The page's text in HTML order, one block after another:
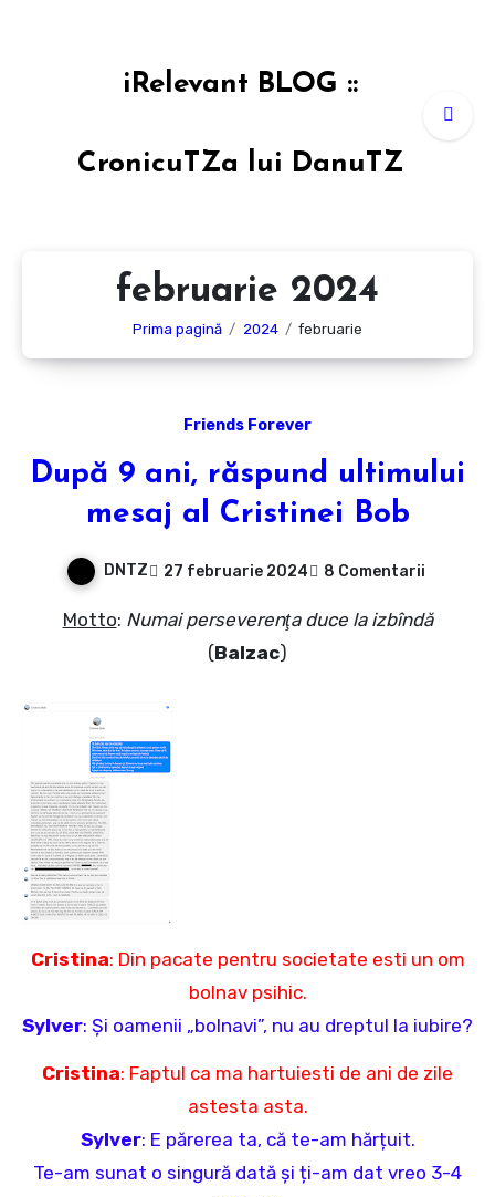
iRelevant BLOG ::
CronicuTZa lui DanuTZ
februarie 2024
Prima pagină 2024 februarie
Friends Forever
După 9 ani, răspund ultimului
mesaj al Cristinei Bob
DNTZ 27 februarie 2024 8 Comentarii
Motto: Numai perseverenţa duce la izbîndă
(Balzac)
Cristina: Din pacate pentru societate esti un om
bolnav psihic.
Sylver: Și oamenii „bolnavi”, nu au dreptul la iubire?
Cristina: Faptul ca ma hartuiesti de ani de zile
astesta asta.
Sylver: E părerea ta, că te-am hărțuit.
Te-am sunat o singură dată și ți-am dat vreo 3-4